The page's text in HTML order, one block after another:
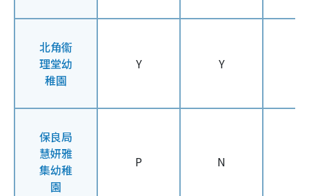
北角衞
理堂幼
稚園
Y Y
保良局
慧妍雅
集幼稚
園
P N